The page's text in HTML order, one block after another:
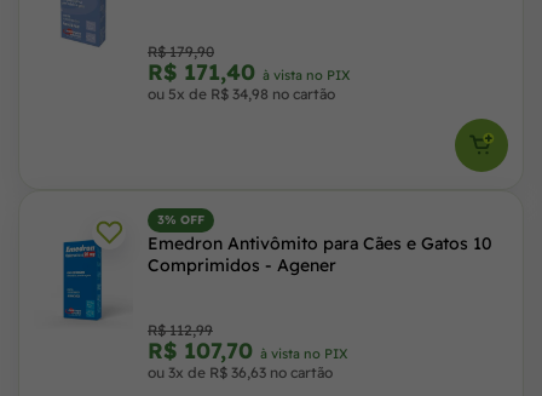
R$ 179,90
R$ 171,40 à vista no PIX
ou 5x de R$ 34,98 no cartão
3% OFF
Emedron Antivômito para Cães e Gatos 10
Comprimidos - Agener
R$ 112,99
R$ 107,70 à vista no PIX
ou 3x de R$ 36,63 no cartão